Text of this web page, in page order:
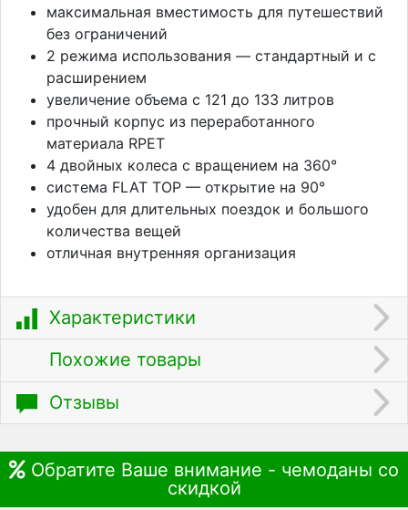
максимальная вместимость для путешествий
без ограничений
2 режима использования — стандартный и с
расширением
увеличение объема с 121 до 133 литров
прочный корпус из переработанного
материала RPET
4 двойных колеса с вращением на 360°
система FLAT TOP — открытие на 90°
удобен для длительных поездок и большого
количества вещей
отличная внутренняя организация
Характеристики
Похожие товары
Отзывы
Обратите Ваше внимание - чемоданы со
скидкой